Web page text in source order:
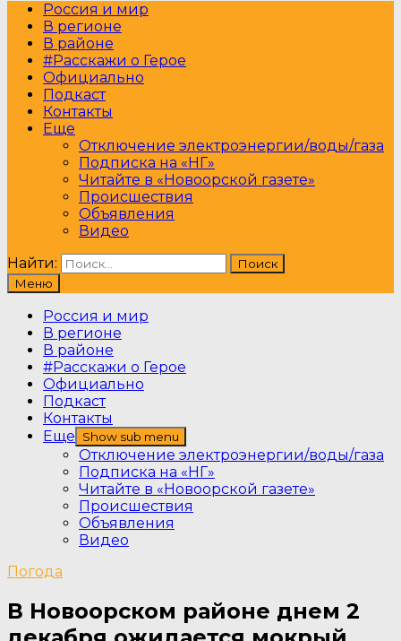
Россия и мир
В регионе
В районе
#Расскажи о Герое
Официально
Подкаст
Контакты
Еще
Отключение электроэнергии/воды/газа
Подписка на «НГ»
Читайте в «Новоорской газете»
Происшествия
Объявления
Видео
Найти:
Меню
Россия и мир
В регионе
В районе
#Расскажи о Герое
Официально
Подкаст
Контакты
Еще
Show sub menu
Отключение электроэнергии/воды/газа
Подписка на «НГ»
Читайте в «Новоорской газете»
Происшествия
Объявления
Видео
Погода
В Новоорском районе днем 2